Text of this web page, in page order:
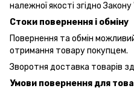
належної якості згідно
Стоки повернення і обміну
Повернення та обмін
отримання товару покупцем.
Зворотня доставка товарів
Умови повернення для